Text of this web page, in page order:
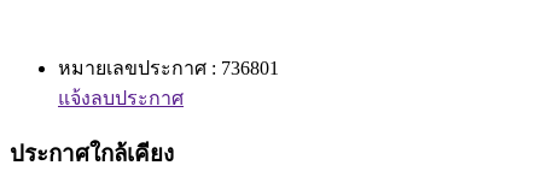
หมายเลขประกาศ : 736801
แจ้งลบประกาศ
ประกาศใกล้เคียง